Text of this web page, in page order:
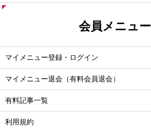
会員メニュー
マイメニュー登録・ログイン
マイメニュー退会（有料会員退会）
有料記事一覧
利用規約